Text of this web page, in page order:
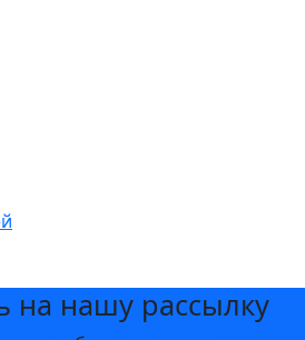
на нашу рассылку